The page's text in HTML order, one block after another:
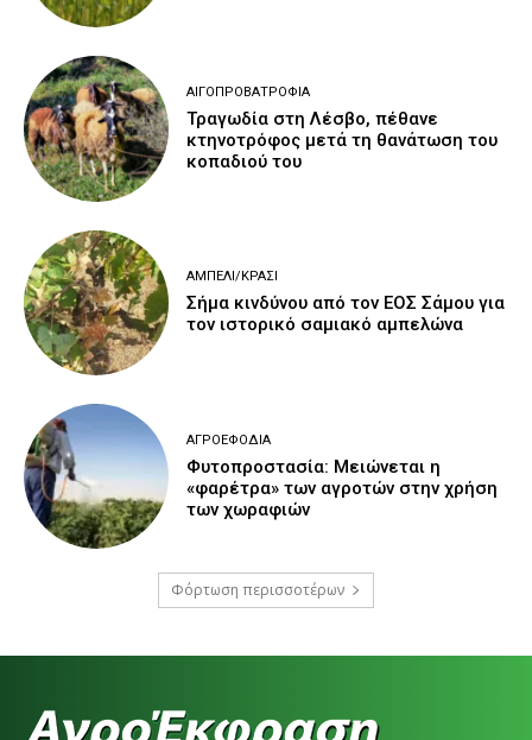
ΑΙΓΟΠΡΟΒΑΤΡΟΦΊΑ
Τραγωδία στη Λέσβο, πέθανε
κτηνοτρόφος μετά τη θανάτωση του
κοπαδιού του
ΑΜΠΈΛΙ/ΚΡΑΣΊ
Σήμα κινδύνου από τον ΕΟΣ Σάμου για
τον ιστορικό σαμιακό αμπελώνα
ΑΓΡΟΕΦΌΔΙΑ
Φυτοπροστασία: Μειώνεται η
«φαρέτρα» των αγροτών στην χρήση
των χωραφιών
Φόρτωση περισσοτέρων